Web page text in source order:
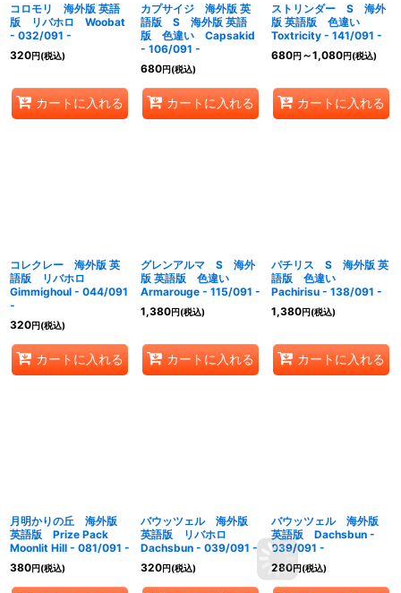
コロモリ 海外版 英語
版 リバホロ Woobat
- 032/091 -
320円(税込)
カートに入れる
カプサイジ 海外版 英
語版 S 海外版 英語
版 色違い Capsakid
- 106/091 -
680円(税込)
カートに入れる
ストリンダー S 海外
版 英語版 色違い
Toxtricity - 141/091 -
680円～1,080円(税込)
カートに入れる
コレクレー 海外版 英
語版 リバホロ
Gimmighoul - 044/091
-
320円(税込)
カートに入れる
グレンアルマ S 海外
版 英語版 色違い
Armarouge - 115/091 -
1,380円(税込)
カートに入れる
パチリス S 海外版 英
語版 色違い
Pachirisu - 138/091 -
1,380円(税込)
カートに入れる
月明かりの丘 海外版
英語版 Prize Pack
Moonlit Hill - 081/091 -
380円(税込)
バウッツェル 海外版
英語版 リバホロ
Dachsbun - 039/091 -
320円(税込)
バウッツェル 海外版
英語版 Dachsbun -
039/091 -
280円(税込)